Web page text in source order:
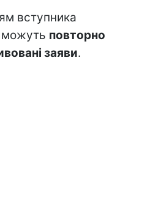
вступника
можуть повторно
заяви.